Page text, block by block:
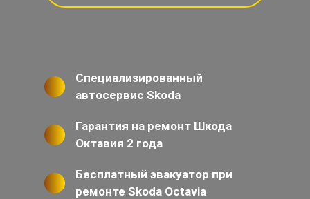
Специализированный
автосервис Skoda
Гарантия на ремонт Шкода
Октавия 2 года
Бесплатный эвакуатор при
ремонте Skoda Octavia